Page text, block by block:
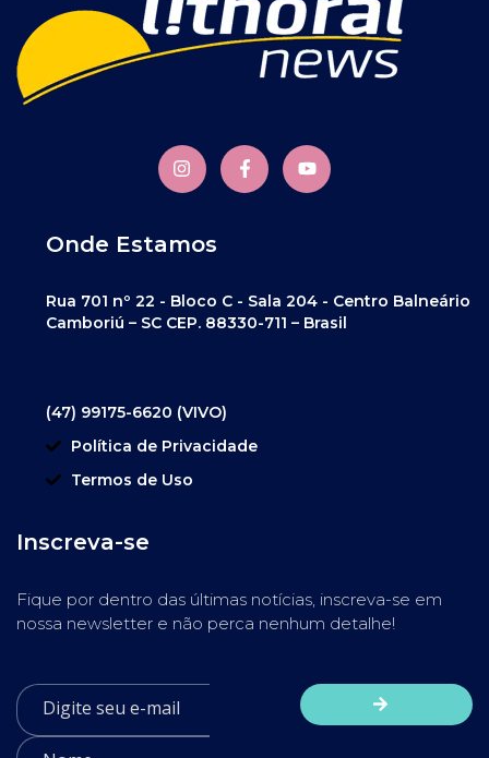
Onde Estamos
Rua 701 nº 22 - Bloco C - Sala 204 - Centro Balneário
Camboriú – SC CEP. 88330-711 – Brasil
(47) 99175-6620 (VIVO)
Política de Privacidade
Termos de Uso
Inscreva-se
Fique por dentro das últimas notícias, inscreva-se em
nossa newsletter e não perca nenhum detalhe!